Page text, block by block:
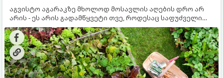
აგვისტო აგარაკზე მხოლოდ მოსავლის აღების დრო არ
არის - ეს არის გადამწყვეტი თვე, როდესაც საფუძველი
ეყრება მომავალი წლის მოსავალს და ბაღი მზადდება
შემოდგომა-ზამთრის სეზონისთვის. იმისათვის, რომ
ნიადაგმა ენერგია აღიდგინოს, ხოლო მცენარეებმა
ზამთარს გაუძლონ, აგვისტოს ბოლომდე 5
მნიშვნელოვანი საქმის გაკეთება უნდა მოასწროთ: